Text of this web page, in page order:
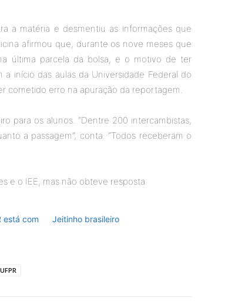
a matéria e desmentiu as informações que
afirmou que, durante os nove meses que
última parcela da bolsa, e o motivo de ter
início das aulas da Universidade Federal do
cometido erro na apuração da reportagem.
para os alunos. “Dentre 200 intercambistas,
a passagem”, conta. “Todos receberam o
e o IEE, mas não obteve resposta.
está com
Jeitinho brasileiro
UFPR